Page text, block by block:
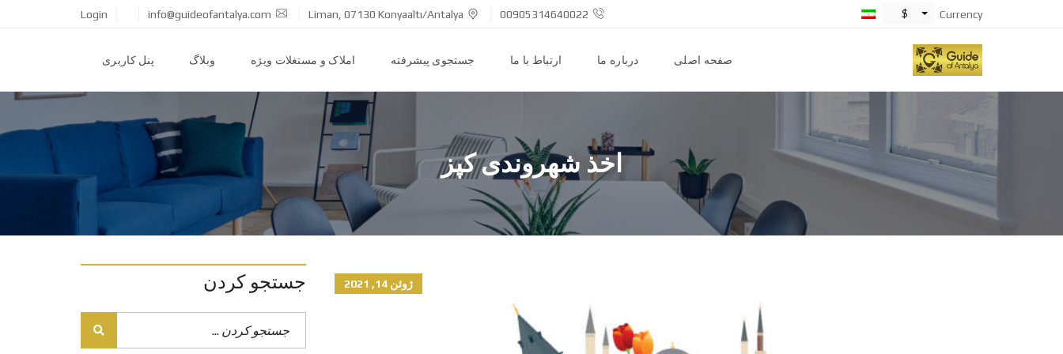
Currency
$
00905314640022
Liman, 07130 Konyaaltı/Antalya
info@guideofantalya.com
Login
صفحه اصلی درباره ما ارتباط با ما جستجوی پیشرفته املاک و مستغلات ویژه وبلاگ پنل کاربری
اخذ شهروندی کپز
ژوئن 14, 2021 جستجو کردن